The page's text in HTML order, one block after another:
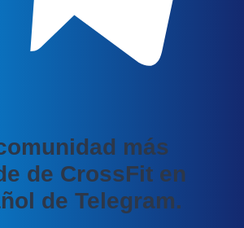
más
de CrossFit en
de Telegram.